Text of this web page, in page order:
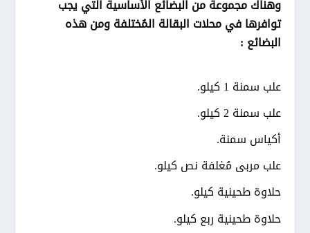
وهناك مجموعة من البضائع الأساسية التي يجب
توافرها في محلات البقالة المُختلفة ومن هذه
البضائع :
علب سمنة 1 كيلو.
علب سمنة 2 كيلو.
أكياس سمنة.
علب مربى مُغلفة نص كيلو.
حلاوة طحينية كيلو.
حلاوة طحينية ربع كيلو.